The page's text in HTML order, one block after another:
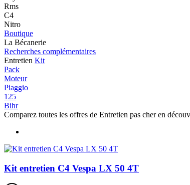
Rms
C4
Nitro
Boutique
La Bécanerie
Recherches complémentaires
Entretien Kit
Pack
Moteur
Piaggio
125
Bihr
Comparez toutes les offres de Entretien pas cher en
Kit entretien C4 Vespa LX 50 4T